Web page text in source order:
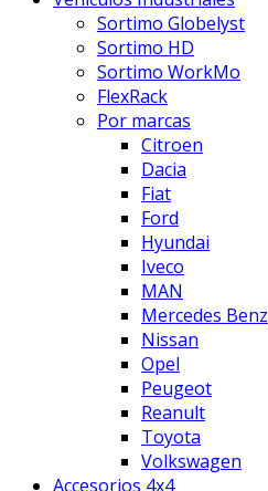
Sortimo Globelyst
Sortimo HD
Sortimo WorkMo
FlexRack
Por marcas
Citroen
Dacia
Fiat
Ford
Hyundai
Iveco
MAN
Mercedes Benz
Nissan
Opel
Peugeot
Reanult
Toyota
Volkswagen
Accesorios 4x4